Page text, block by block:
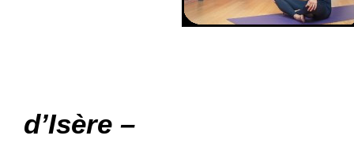
d’Isère –